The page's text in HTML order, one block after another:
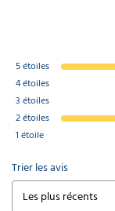
5étoiles
4étoiles
3 étoiles
2étoiles
1 étoile
Trier les avis